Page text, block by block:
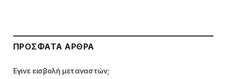
ΠΡΌΣΦΑΤΑ ΆΡΘΡΑ
Εγινε εισβολή μεταναστών;